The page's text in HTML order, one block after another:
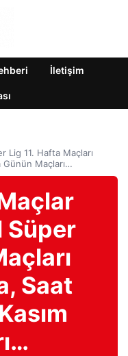
İletişim
Lig 11. Hafta Maçları
Günün Maçları…
Süper
Saat